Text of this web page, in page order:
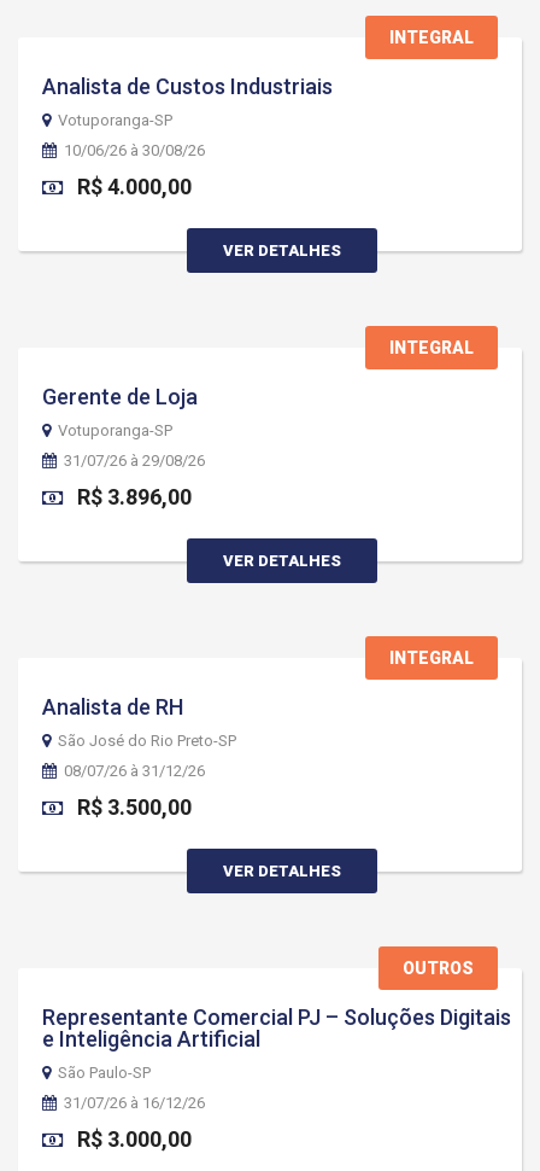
INTEGRAL
Analista de Custos Industriais
Votuporanga-SP
10/06/26 à 30/08/26
R$ 4.000,00
VER DETALHES
INTEGRAL
Gerente de Loja
Votuporanga-SP
31/07/26 à 29/08/26
R$ 3.896,00
VER DETALHES
INTEGRAL
Analista de RH
São José do Rio Preto-SP
08/07/26 à 31/12/26
R$ 3.500,00
VER DETALHES
OUTROS
Representante Comercial PJ – Soluções Digitais
e Inteligência Artificial
São Paulo-SP
31/07/26 à 16/12/26
R$ 3.000,00